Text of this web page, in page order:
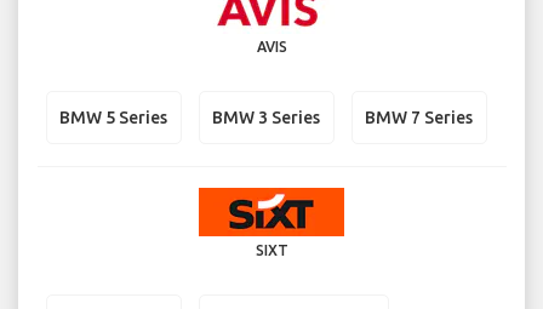
AVIS
BMW 5 Series BMW 3 Series BMW 7 Series
SIXT